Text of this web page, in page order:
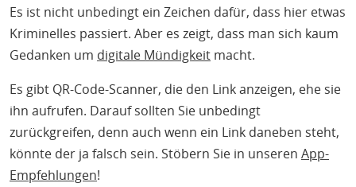
Es ist nicht unbedingt ein Zeichen dafür, dass hier etwas
Kriminelles passiert. Aber es zeigt, dass man sich kaum
Gedanken um digitale Mündigkeit macht.
Es gibt QR-Code-Scanner, die den Link anzeigen, ehe sie
ihn aufrufen. Darauf sollten Sie unbedingt
zurückgreifen, denn auch wenn ein Link daneben steht,
könnte der ja falsch sein. Stöbern Sie in unseren App-
Empfehlungen!